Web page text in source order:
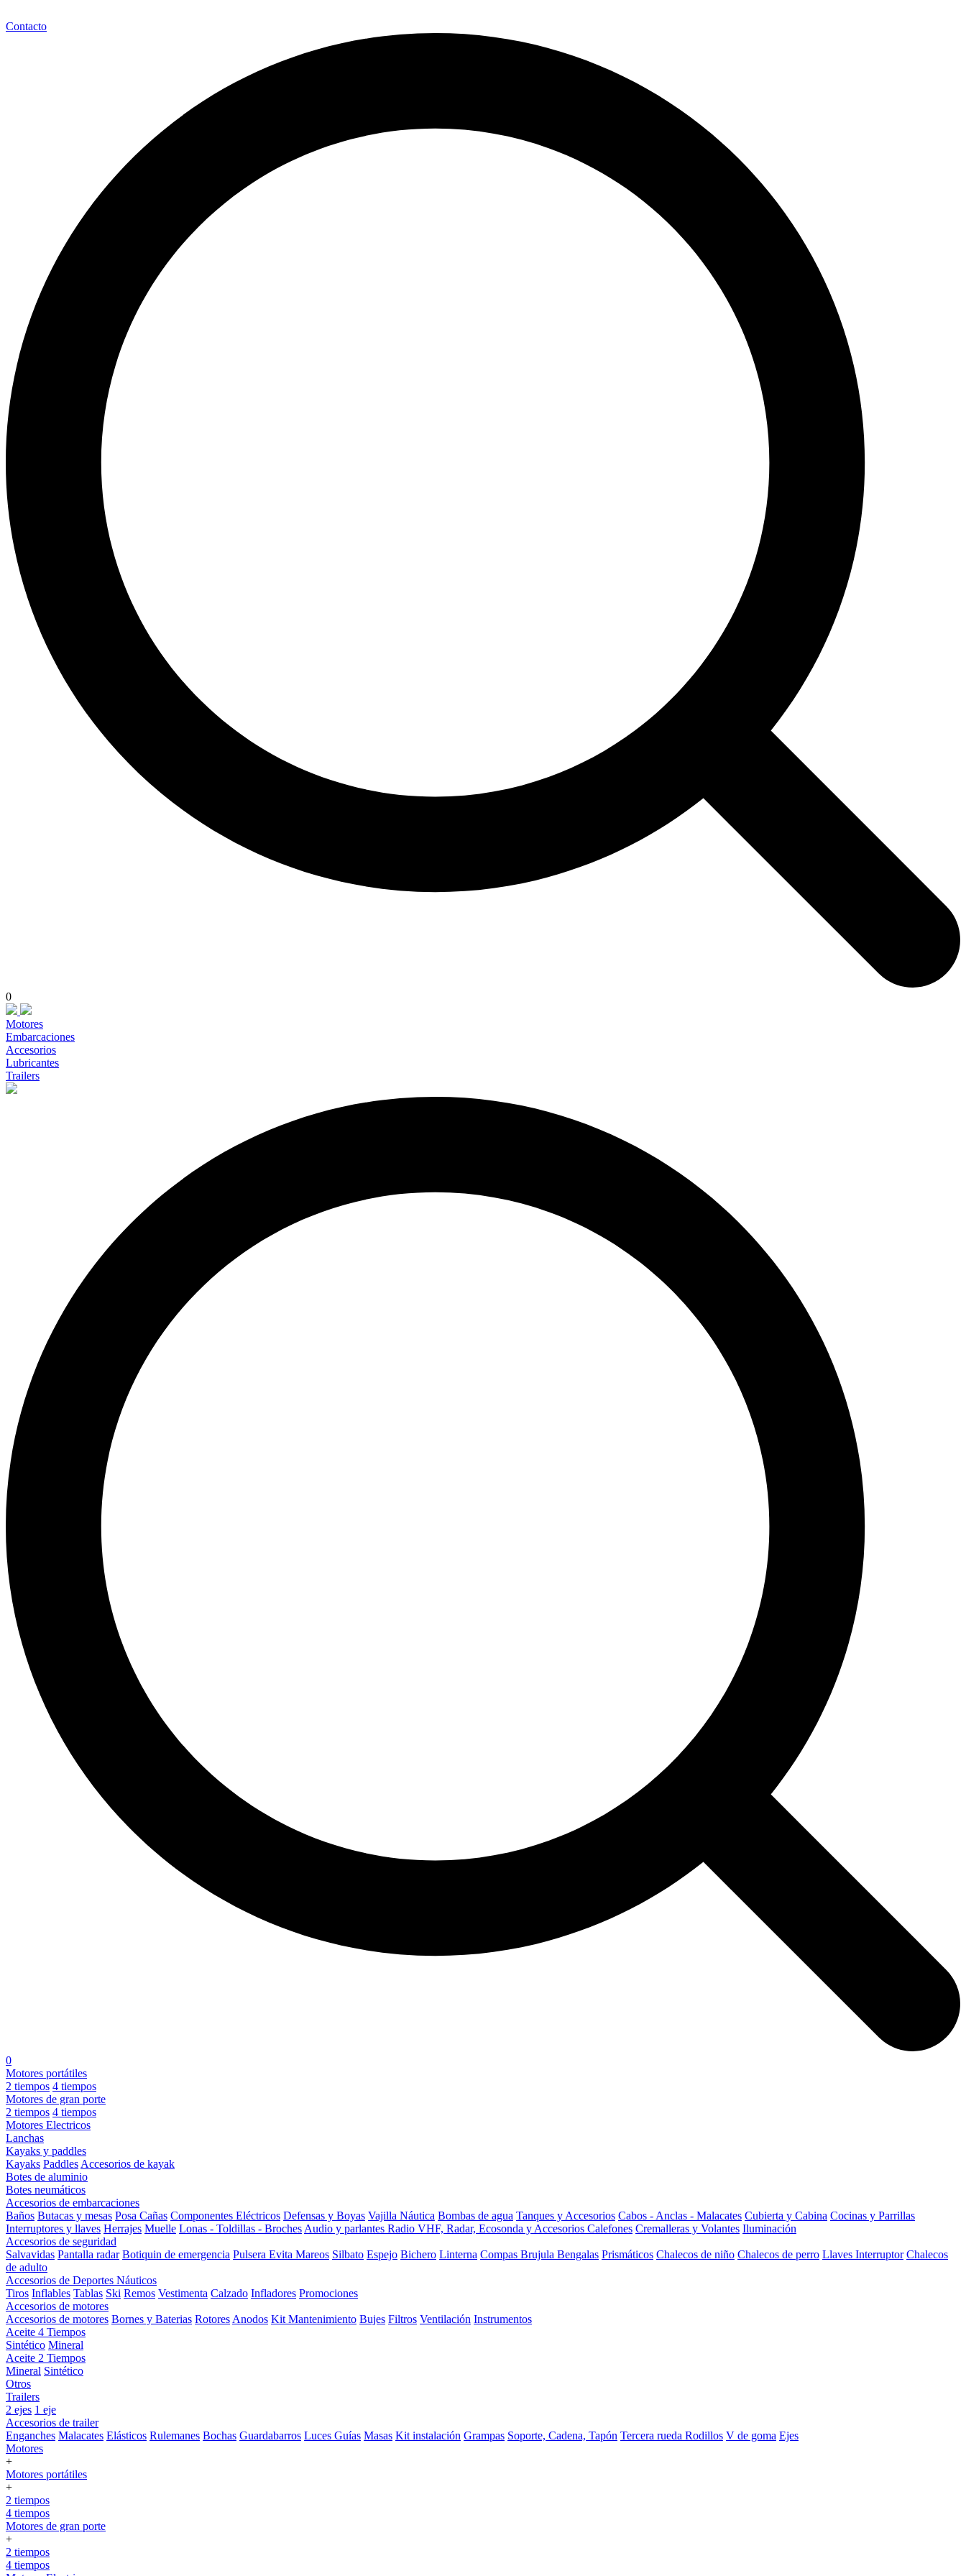
Contacto
0
Motores
Embarcaciones
Accesorios
Lubricantes
Trailers
0
Motores portátiles
2 tiempos 4 tiempos
Motores de gran porte
2 tiempos 4 tiempos
Motores Electricos
Lanchas
Kayaks y paddles
Kayaks Paddles Accesorios de kayak
Botes de aluminio
Botes neumáticos
Accesorios de embarcaciones
Baños Butacas y mesas Posa Cañas Componentes Eléctricos Defensas y Boyas Vajilla Náutica Bombas de agua Tanques y Accesorios Cabos - Anclas - Malacates Cubierta y Cabina Cocinas y Parrillas
Interruptores y llaves Herrajes Muelle Lonas - Toldillas - Broches Audio y parlantes Radio VHF, Radar, Ecosonda y Accesorios Calefones Cremalleras y Volantes Iluminación
Accesorios de seguridad
Salvavidas Pantalla radar Botiquin de emergencia Pulsera Evita Mareos Silbato Espejo Bichero Linterna Compas Brujula Bengalas Prismáticos Chalecos de niño Chalecos de perro Llaves Interruptor Chalecos
de adulto
Accesorios de Deportes Náuticos
Tiros Inflables Tablas Ski Remos Vestimenta Calzado Infladores Promociones
Accesorios de motores
Accesorios de motores Bornes y Baterias Rotores Anodos Kit Mantenimiento Bujes Filtros Ventilación Instrumentos
Aceite 4 Tiempos
Sintético Mineral
Aceite 2 Tiempos
Mineral Sintético
Otros
Trailers
2 ejes 1 eje
Accesorios de trailer
Enganches Malacates Elásticos Rulemanes Bochas Guardabarros Luces Guías Masas Kit instalación Grampas Soporte, Cadena, Tapón Tercera rueda Rodillos V de goma Ejes
Motores
+
Motores portátiles
+
2 tiempos
4 tiempos
Motores de gran porte
+
2 tiempos
4 tiempos